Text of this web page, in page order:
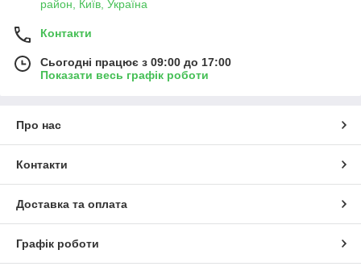
район, Київ, Україна
Контакти
Сьогодні працює з 09:00 до 17:00
Показати весь графік роботи
Про нас
Контакти
Доставка та оплата
Графік роботи